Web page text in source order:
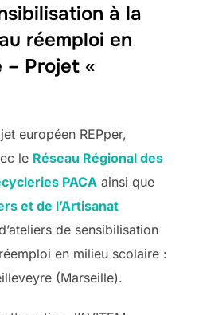
à la
réemploi en
– Projet «
européen REPper,
le Réseau Régional des
PACA ainsi que
et de l’Artisanat
de sensibilisation
en milieu scolaire :
(Marseille).